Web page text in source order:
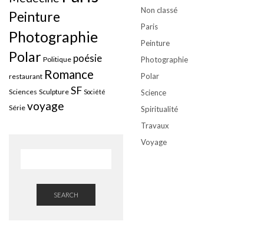
Peinture
Photographie
Polar Politique poésie
restaurant Romance
Sciences Sculpture SF Société
Série voyage
SEARCH
Non classé
Paris
Peinture
Photographie
Polar
Science
Spiritualité
Travaux
Voyage